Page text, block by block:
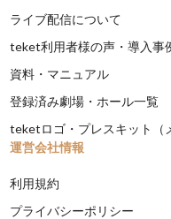
ライブ配信について
teket利用者様の声・導入事
資料・マニュアル
登録済み劇場・ホール一覧
teketロゴ・プレスキット（
運営会社情報
利用規約
プライバシーポリシー